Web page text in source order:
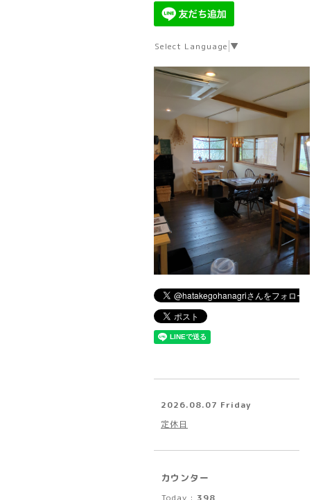
Select Language ▼
2026.08.07 Friday
定休日
カウンター
Today : 398